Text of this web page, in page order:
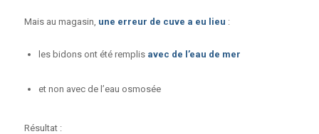
Mais au magasin, une erreur de cuve a eu lieu :
les bidons ont été remplis avec de l’eau de mer
et non avec de l’eau osmosée
Résultat :